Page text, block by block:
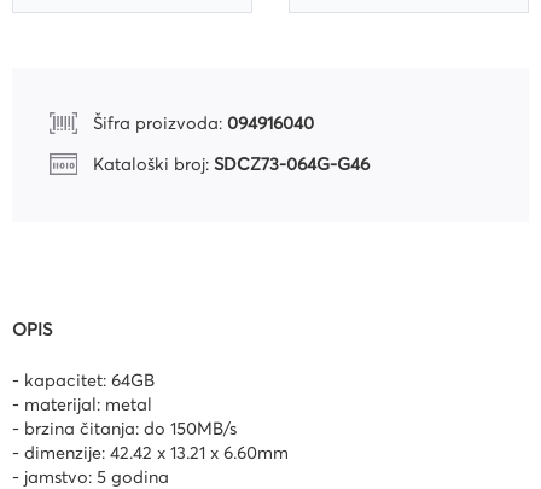
Šifra proizvoda: 094916040
Kataloški broj: SDCZ73-064G-G46
OPIS
- kapacitet: 64GB
- materijal: metal
- brzina čitanja: do 150MB/s
- dimenzije: 42.42 x 13.21 x 6.60mm
- jamstvo: 5 godina